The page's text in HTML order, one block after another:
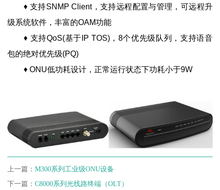
♦ 支持SNMP Client，支持远程配置与管理，可远程升
级系统软件，丰富的OAM功能
♦ 支持QoS(基于IP TOS)，8个优先级队列，支持语音
包的绝对优先级(PQ)
♦ ONU低功耗设计，正常运行状态下功耗小于9W
上一篇： M300系列工业级ONU设备
下一篇： C8000系列光线路终端（OLT）